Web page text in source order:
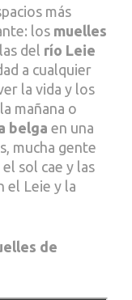
más
los muelles
del río Leie
a cualquier
la vida y los
mañana o
belga en una
mucha gente
sol cae y las
el Leie y la
de